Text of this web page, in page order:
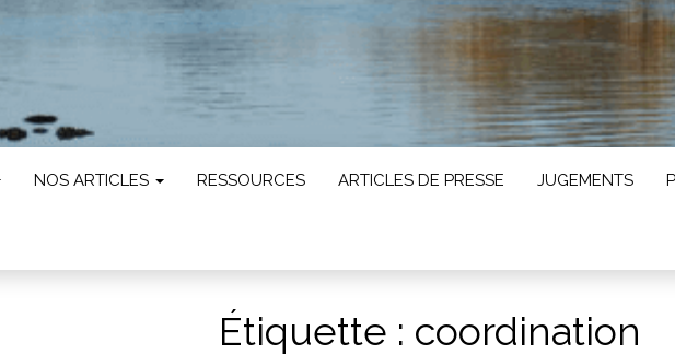
NOS ARTICLES RESSOURCES ARTICLES DE PRESSE JUGEMENTS
Étiquette : coordination